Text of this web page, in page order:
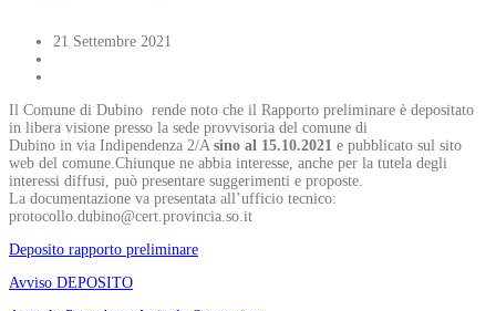
21 Settembre 2021
Il Comune di Dubino rende noto che il Rapporto preliminare è depositato
in libera visione presso la sede provvisoria del comune di
Dubino in via Indipendenza 2/A sino al 15.10.2021 e pubblicato sul sito
web del comune.Chiunque ne abbia interesse, anche per la tutela degli
interessi diffusi, può presentare suggerimenti e proposte.
La documentazione va presentata all’ufficio tecnico:
protocollo.dubino@cert.provincia.so.it
Deposito rapporto preliminare
Avviso DEPOSITO